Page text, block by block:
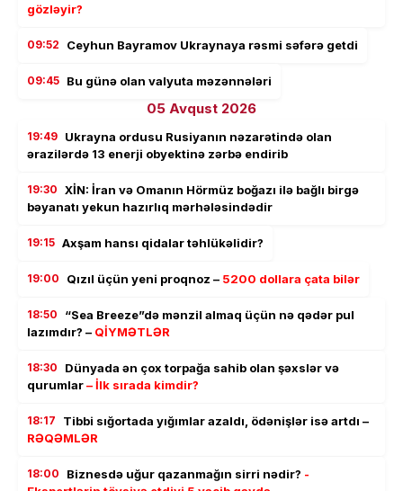
gözləyir?
09:52 Ceyhun Bayramov Ukraynaya rəsmi səfərə getdi
09:45 Bu günə olan valyuta məzənnələri
05 Avqust 2026
19:49 Ukrayna ordusu Rusiyanın nəzarətində olan
ərazilərdə 13 enerji obyektinə zərbə endirib
19:30 XİN: İran və Omanın Hörmüz boğazı ilə bağlı birgə
bəyanatı yekun hazırlıq mərhələsindədir
19:15 Axşam hansı qidalar təhlükəlidir?
19:00 Qızıl üçün yeni proqnoz – 5200 dollara çata bilər
18:50
“Sea Breeze”də mənzil almaq üçün nə qədər pul
lazımdır? – QİYMƏTLƏR
18:30
Dünyada ən çox torpağa sahib olan şəxslər və
qurumlar– İlk sırada kimdir?
18:17
Tibbi sığortada yığımlar azaldı, ödənişlər isə artdı –
RƏQƏMLƏR
18:00 Biznesdə uğur qazanmağın sirri nədir? -